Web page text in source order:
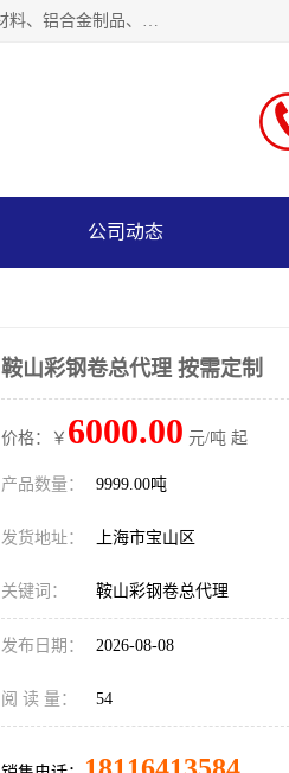
上海轩本实业有限公司成立于2017年，注册地位于上海市宝山区。经营范围包括金属材料、五金交电、建筑材料、铝合金制品、机械设备、电线电缆、装潢材料等；公司主营产品：宝钢彩钢板、宝钢彩钢卷、宝钢彩涂板、宝钢彩涂卷、宝钢高耐候彩钢板，宝钢氟碳彩钢板。是一家集钢铁贸易，物流、加工为一体的产业全配套公司。
公司动态
鞍山彩钢卷总代理 按需定制
价格：￥ 6000.00 元/吨 起
产品数量： 9999.00吨
发货地址： 上海市宝山区
关键词： 鞍山彩钢卷总代理
发布日期： 2026-08-08
阅 读 量： 54